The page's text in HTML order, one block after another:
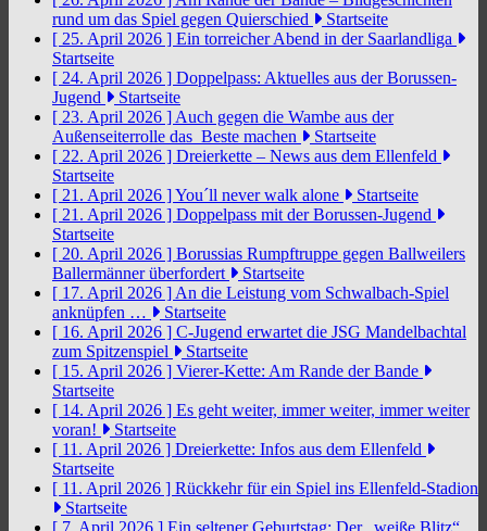
rund um das Spiel gegen Quierschied
Startseite
[ 25. April 2026 ] Ein torreicher Abend in der Saarlandliga
Startseite
[ 24. April 2026 ] Doppelpass: Aktuelles aus der Borussen-
Jugend
Startseite
[ 23. April 2026 ] Auch gegen die Wambe aus der
Außenseiterrolle das Beste machen
Startseite
[ 22. April 2026 ] Dreierkette – News aus dem Ellenfeld
Startseite
[ 21. April 2026 ]You´ll never walk alone
Startseite
[ 21. April 2026 ] Doppelpass mit der Borussen-Jugend
Startseite
[ 20. April 2026 ] Borussias Rumpftruppe gegen Ballweilers
Ballermänner überfordert
Startseite
[ 17. April 2026 ] An die Leistung vom Schwalbach-Spiel
anknüpfen …
Startseite
[ 16. April 2026 ] C-Jugend erwartet die JSG Mandelbachtal
zum Spitzenspiel
Startseite
[ 15. April 2026 ] Vierer-Kette: Am Rande der Bande
Startseite
[ 14. April 2026 ] Es geht weiter, immer weiter, immer weiter
voran!
Startseite
[ 11. April 2026 ] Dreierkette: Infos aus dem Ellenfeld
Startseite
[ 11. April 2026 ] Rückkehr für ein Spiel ins Ellenfeld-Stadion
Startseite
[ 7. April 2026 ] Ein seltener Geburtstag: Der „weiße Blitz“